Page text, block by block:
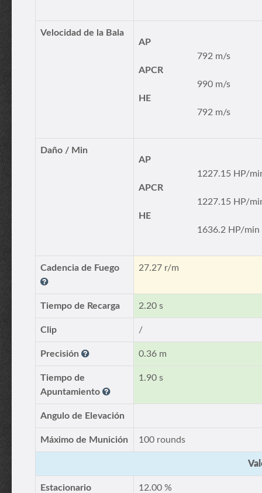
Velocidad de la Bala
AP
792 m/s
APCR
990 m/s
HE
792 m/s
Daño / Min
AP
1227.15 HP/
APCR
1227.15 HP/
HE
1636.2 HP/min
Cadencia de Fuego 27.27 r/m
Tiempo de Recarga 2.20 s
Clip /
Precisión 0.36 m
Tiempo de
Apuntamiento
1.90 s
Angulo de Elevación
Máximo de Munición 100 rounds
Estacionario 12.00 %